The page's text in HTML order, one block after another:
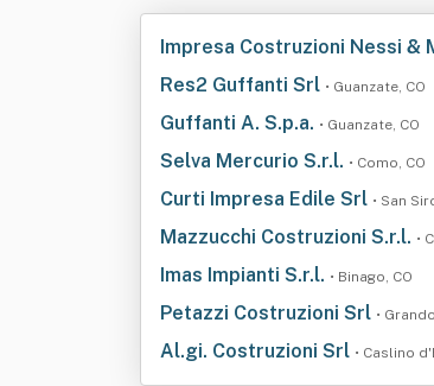
Impresa Costruzioni Nessi &
Res2 Guffanti Srl • Guanzate, CO
Guffanti A. S.p.a. • Guanzate, CO
Selva Mercurio S.r.l. • Como, CO
Curti Impresa Edile Srl • San
Mazzucchi Costruzioni S.r.l. •
Imas Impianti S.r.l. • Binago, CO
Petazzi Costruzioni Srl •
Al.gi. Costruzioni Srl • Caslino